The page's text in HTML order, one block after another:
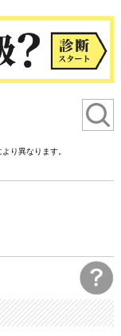
り異なります。